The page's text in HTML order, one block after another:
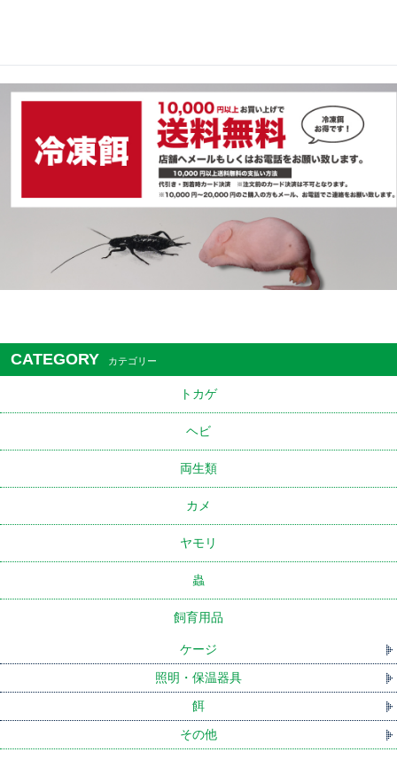
CATEGORY カテゴリー
トカゲ
ヘビ
両生類
カメ
ヤモリ
蟲
飼育用品
ケージ
照明・保温器具
餌
その他